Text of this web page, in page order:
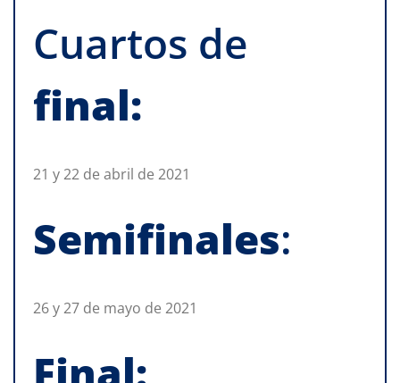
Cuartos de
final:
21 y 22 de abril de 2021
Semifinales:
26 y 27 de mayo de 2021